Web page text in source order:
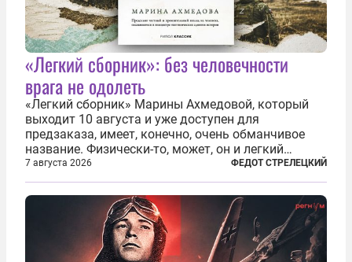
«Легкий сборник»: без человечности
врага не одолеть
«Легкий сборник» Марины Ахмедовой, который
выходит 10 августа и уже доступен для
предзаказа, имеет, конечно, очень обманчивое
название. Физически-то, может, он и легкий
относительно. Но метафизически —
безотносительно тяжелый. Десять рассказов,
каждый из которых напрямую или косвенно (в
основном —...
7 августа 2026 ФЕДОТ СТРЕЛЕЦКИЙ